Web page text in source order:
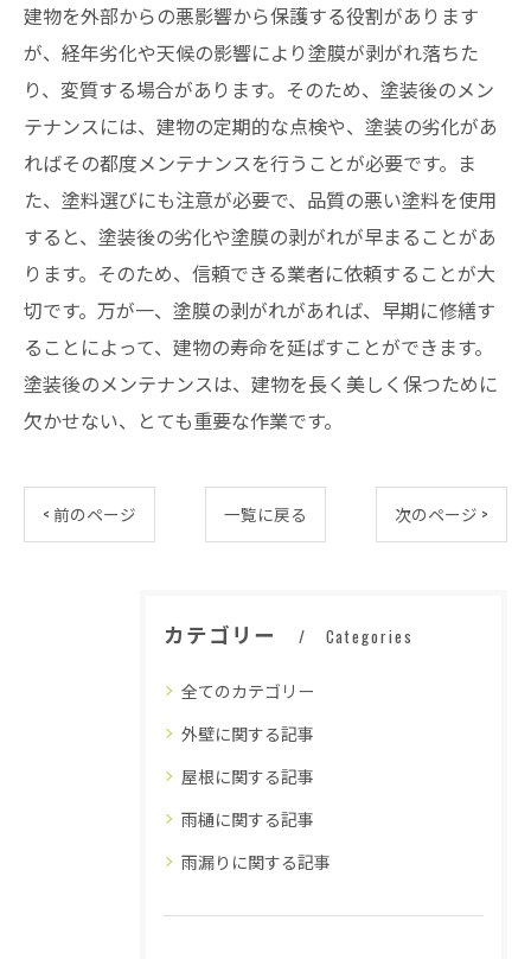
建物を外部からの悪影響から保護する役割があります
が、経年劣化や天候の影響により塗膜が剥がれ落ちた
り、変質する場合があります。そのため、塗装後のメン
テナンスには、建物の定期的な点検や、塗装の劣化があ
ればその都度メンテナンスを行うことが必要です。ま
た、塗料選びにも注意が必要で、品質の悪い塗料を使用
すると、塗装後の劣化や塗膜の剥がれが早まることがあ
ります。そのため、信頼できる業者に依頼することが大
切です。万が一、塗膜の剥がれがあれば、早期に修繕す
ることによって、建物の寿命を延ばすことができます。
塗装後のメンテナンスは、建物を長く美しく保つために
欠かせない、とても重要な作業です。
< 前のページ 一覧に戻る 次のページ >
カテゴリー Categories
全てのカテゴリー
外壁に関する記事
屋根に関する記事
雨樋に関する記事
雨漏りに関する記事